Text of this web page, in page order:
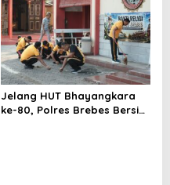
Tahap Berikutnya
Jelang HUT Bhayangkara
ke-80, Polres Brebes Bersih-